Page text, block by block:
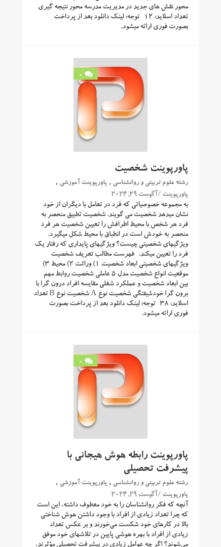
محور نقش های جدید در مدیریت مدرسه محور نتیجه گیری
تعداد اسلاید: 12 توجه: لینک دانلود بعد از پرداخت
بصورت فوری ارائه میشود.
0
پاورپوینت شخصیت
رشته علوم تربیتی و روانشناسی , پاورپوینت آموزشی ,
پاورپوینت / آگوست 29, 2024
به مجموعه خصوصیاتی که فرد در تعامل با دیگران از خود
نشان میدهد شخصیت می گویند. شخصیت تطبیق منحصر به
فرد هر شخص با محیط اطرافش را تعیین شخصیت هر فرد
منحصر به خودش است در انطباق با محیط شکل میگیرد.
ویژگیهای شخصیتی چیست؟ ویژگیهای پایداری که رفتار یک
فرد را تعیین میکند. فهرست مطالب تعریف شخصیت
ویژگیهای شخصیتی ابعاد شخصیت 1) وراثت 2) محیط 3)
موقعیت انواع شخصیت مدل 5 عاملی شخصیت روابط مهم
بین ابعاد شخصیت و عملکرد شغلی مقایسه افراد درون گرا با
برون گرا خودشیفتگی شخصیت نوع A شخصیت نوع B تعداد
اسلاید: 38 توجه: لینک دانلود بعد از پرداخت بصورت
فوری ارائه میشود.
0
پاورپوینت رابطه هوش هیجانی با
پیشرفت تحصیلی
رشته علوم تربیتی و روانشناسی , پاورپوینت آموزشی ,
پاورپوینت / آگوست 29, 2024
آنچه که فکر روانشناسان را به خود معطوف داشته، این است
که چرا تعداد زیادی از افراد با وجود داشتن هوش شناختی
بالا در کارهای خود شکست می‌خورند و بر عکس تعداد
زیادی از افراد با بهره‌ هوشی پایین در تلاشهای خود موفق
می‌شوند؟ اگر چه عوامل زیادی در پیشرفت تحصیلی مؤثرند،